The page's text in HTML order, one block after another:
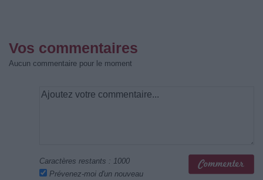
Vos commentaires
Aucun commentaire pour le moment
Caractères restants : 1000
Prévenez-moi d'un nouveau